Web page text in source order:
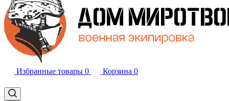
Избранные товары 0 Корзина 0